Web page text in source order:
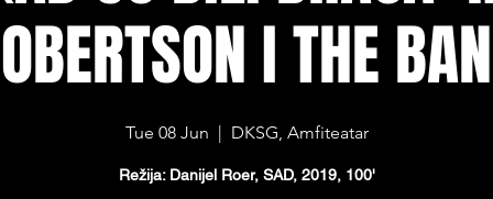
I THE
Tue 08 Jun
  |
DKSG, Amfiteatar
Režija: Danijel Roer, SAD, 2019, 100'